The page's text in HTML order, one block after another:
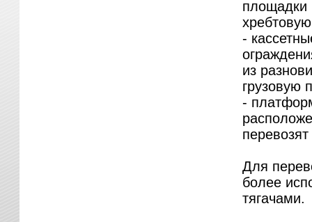
площадки
-
из
грузовую
-
Для
более
тягачами.